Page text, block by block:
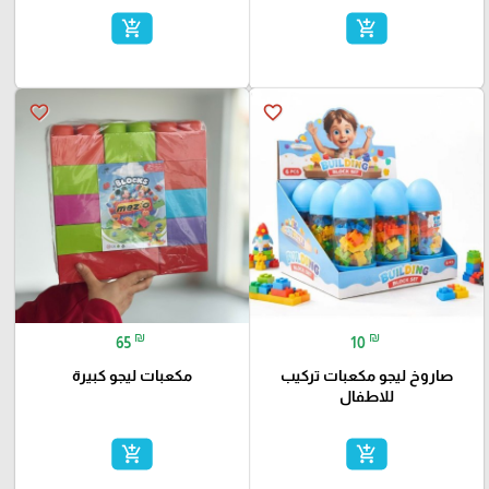
add_shopping_cart
add_shopping_cart
favorite_border
10 ₪
صاروخ ليجو مكعبات تركيب
للاطفال
add_shopping_cart
favorite_border
65 ₪
مكعبات ليجو كبيرة
add_shopping_cart